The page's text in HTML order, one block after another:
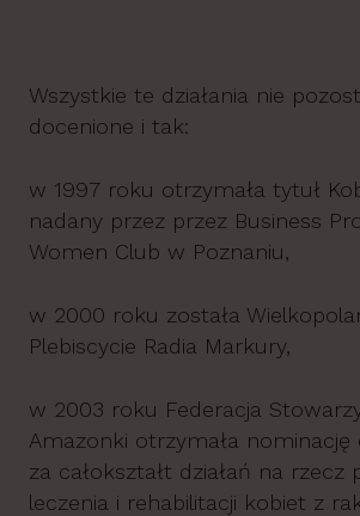
Wszystkie te działania nie
docenione i tak:
w 1997 roku otrzymała tytuł
nadany przez przez Business
Women Club w Poznaniu,
w 2000 roku została
Plebiscycie Radia Markury,
w 2003 roku Federacja
Amazonki otrzymała nominację
za całokształt działań na rzecz
leczenia i rehabilitacji kobiet z